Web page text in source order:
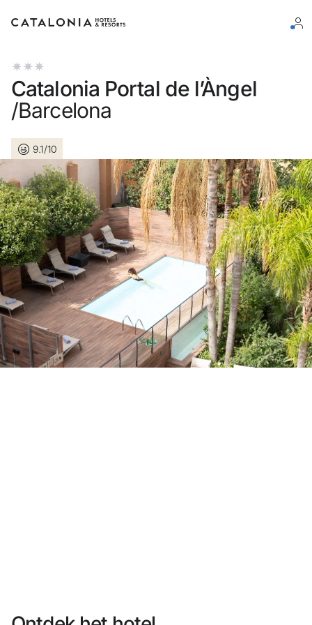
Log in op je account
Log in
Wachtwoord vergeten?
of gebruik een van deze opties
Aanmelden met Google
Sessie beginnen met enkel e-mailadres
Heb je nog geen account?
Een account aanmaken
Catalonia Portal de l’Àngel
/Barcelona
9.1/10